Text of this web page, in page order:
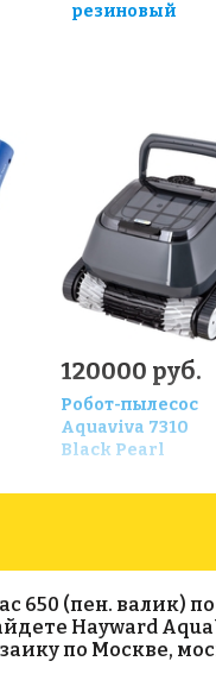
резиновый
120000 руб.
Робот-пылесоc
Aquaviva 7310
Black Pearl
(пен. валик) по
Hayward
по Москве,